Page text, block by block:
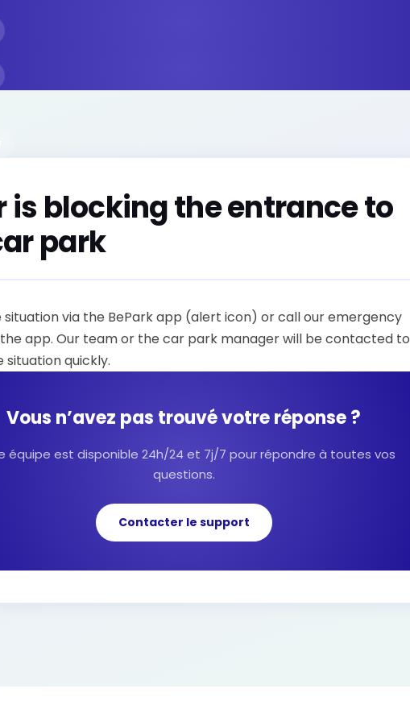
is blocking the entrance to
park
situation via the BePark app (alert icon) or call our emergency
app. Our team or the car park manager will be contacted to
situation quickly.
Vous n’avez pas trouvé votre réponse ?
équipe est disponible 24h/24 et 7j/7 pour répondre à toutes vos
questions.
Contacter le support